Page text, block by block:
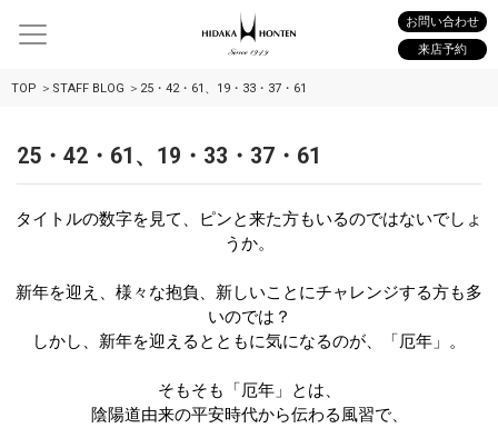
お問い合わせ
来店予約
TOP STAFF BLOG 25・42・61、19・33・37・61
25・42・61、19・33・37・61
タイトルの数字を見て、ピンと来た方もいるのではないでしょ
うか。
新年を迎え、様々な抱負、新しいことにチャレンジする方も多
いのでは？
しかし、新年を迎えるとともに気になるのが、「厄年」。
そもそも「厄年」とは、
陰陽道由来の平安時代から伝わる風習で、